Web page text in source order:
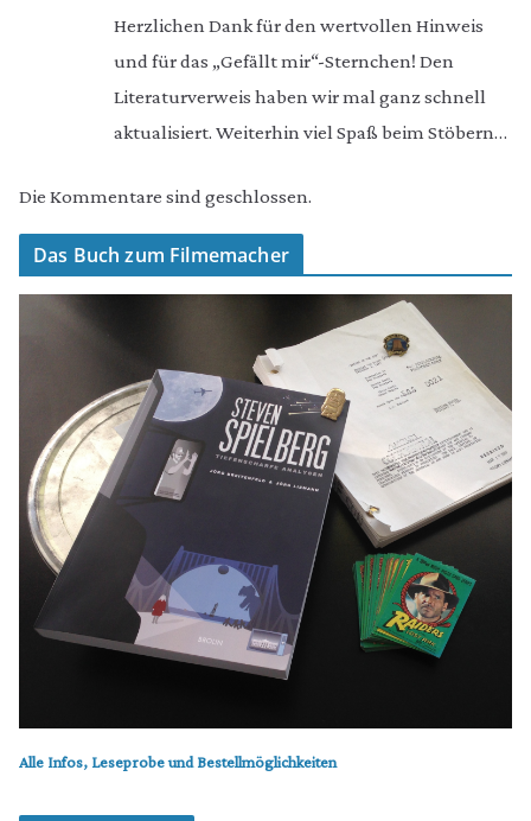
Herzlichen Dank für den wertvollen Hinweis
und für das „Gefällt mir“-Sternchen! Den
Literaturverweis haben wir mal ganz schnell
aktualisiert. Weiterhin viel Spaß beim Stöbern…
Die Kommentare sind geschlossen.
Das Buch zum Filmemacher
Alle Infos, Leseprobe und Bestellmöglichkeiten